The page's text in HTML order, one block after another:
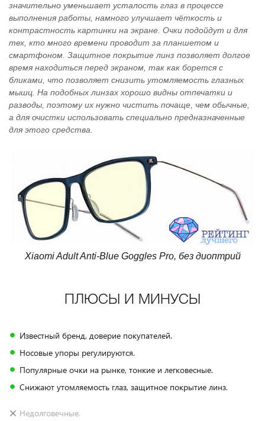
значительно уменьшает усталость глаз в процессе
выполнения работы, намного улучшает чёткость и
контрастность картинки на экране. Очки подойдут и для
тех, кто много времени проводит за планшетом и
смартфоном. Защитное покрытие линз позволяет долгое
время находиться перед экраном, так как борется с
бликами, что позволяет снизить утомляемость глазных
мышц. На подобных линзах хорошо видны отпечатки и
разводы, поэтому их нужно чистить почаще, чем обычные,
а для очистки использовать специально предназначенные
для этого средства.
Xiaomi Adult Anti-Blue Goggles Pro, без диоптрий
ПЛЮСЫ И МИНУСЫ
Известный бренд, доверие покупателей.
Носовые упоры регулируются.
Популярные очки на рынке, тонкие и легковесные.
Снижают утомляемость глаз, защитное покрытие линз.
Недолговечные.